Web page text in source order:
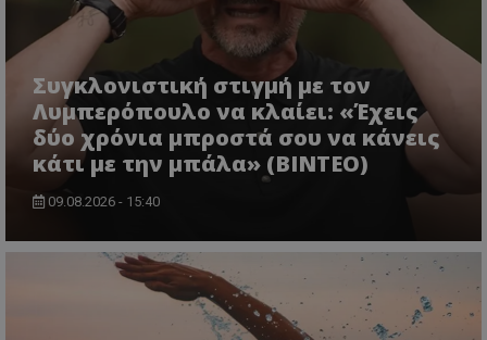
Συγκλονιστική στιγμή με τον
Λυμπερόπουλο να κλαίει: «Έχεις
δύο χρόνια μπροστά σου να κάνεις
κάτι με την μπάλα» (ΒΙΝΤΕΟ)
09.08.2026 - 15:40